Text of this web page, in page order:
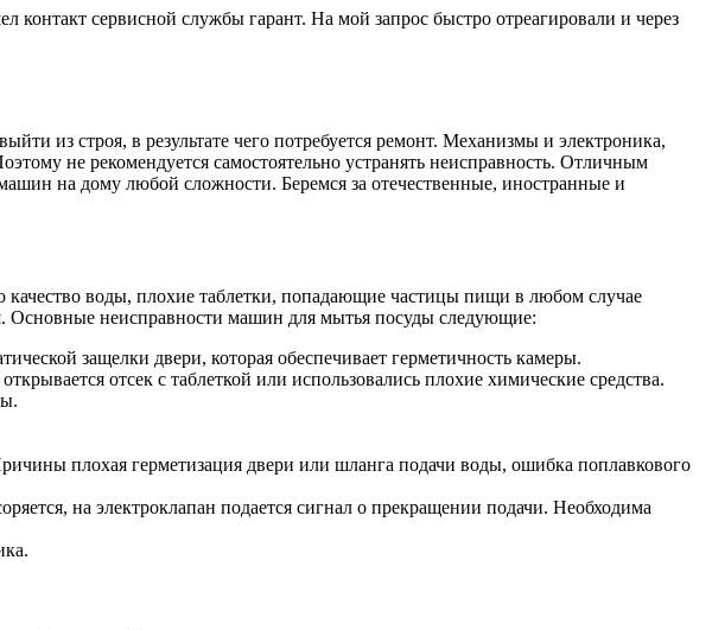
сервисной службы гарант. На мой запрос быстро отреагировали и через
из строя, в результате чего потребуется ремонт. Механизмы и электроника,
не рекомендуется самостоятельно устранять неисправность. Отличным
на дому любой сложности. Беремся за отечественные, иностранные и
воды, плохие таблетки, попадающие частицы пищи в любом случае
Основные неисправности машин для мытья посуды следующие:
защелки двери, которая обеспечивает герметичность камеры.
отсек с таблеткой или использовались плохие химические средства.
плохая герметизация двери или шланга подачи воды, ошибка поплавкового
на электроклапан подается сигнал о прекращении подачи. Необходима